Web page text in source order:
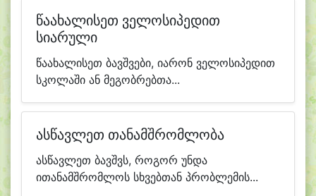
წაახალისეთ ველოსიპედით
სიარული
წაახალისეთ ბავშვები, იარონ ველოსიპედით
სკოლაში ან მეგობრებთა...
ასწავლეთ თანამშრომლობა
ასწავლეთ ბავშვს, როგორ უნდა
ითანამშრომლოს სხვებთან პრობლემის...